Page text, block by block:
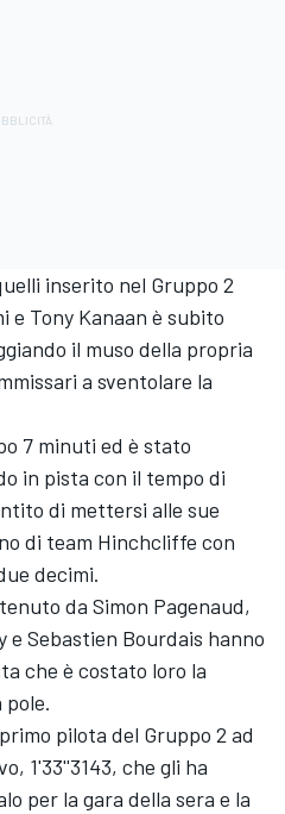
inserito nel Gruppo 2
e Tony Kanaan è subito
il muso della propria
a sventolare la
7 minuti ed è stato
in pista con il tempo di
di mettersi alle sue
di team Hinchcliffe con
decimi.
da Simon Pagenaud,
Sebastien Bourdais hanno
che è costato loro la
pilota del Gruppo 2 ad
1'33''3143, che gli ha
per la gara della sera e la